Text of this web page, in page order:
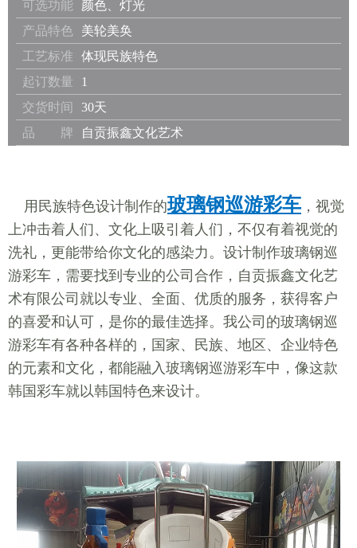
可选功能
颜色、灯光
产品特色
美轮美奂
工艺标准
体现民族特色
起订数量
1
交货时间
30天
品 牌
自贡振鑫文化艺术
用民族特色设计制作的玻璃钢巡游彩车，视觉
上冲击着人们、文化上吸引着人们，不仅有着视觉的
洗礼，更能带给你文化的感染力。设计制作玻璃钢巡
游彩车，需要找到专业的公司合作，自贡振鑫文化艺
术有限公司就以专业、全面、优质的服务，获得客户
的喜爱和认可，是你的最佳选择。我公司的玻璃钢巡
游彩车有各种各样的，国家、民族、地区、企业特色
的元素和文化，都能融入玻璃钢巡游彩车中，像这款
韩国彩车就以韩国特色来设计。